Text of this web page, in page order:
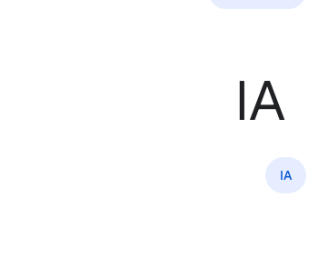
IA
IA